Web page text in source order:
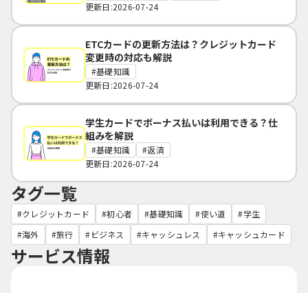
更新日:2026-07-24
ETCカードの更新方法は？クレジットカード
変更時の対応も解説
基礎知識
更新日:2026-07-24
学生カードでボーナス払いは利用できる？仕
組みを解説
基礎知識
返済
更新日:2026-07-24
タグ一覧
クレジットカード 初心者 基礎知識 使い道
学生
海外
旅行 ビジネス キャッシュレス キャッシュカード
サービス情報